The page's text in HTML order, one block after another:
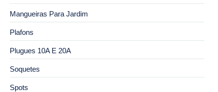
Mangueiras Para Jardim
Plafons
Plugues 10A E 20A
Soquetes
Spots